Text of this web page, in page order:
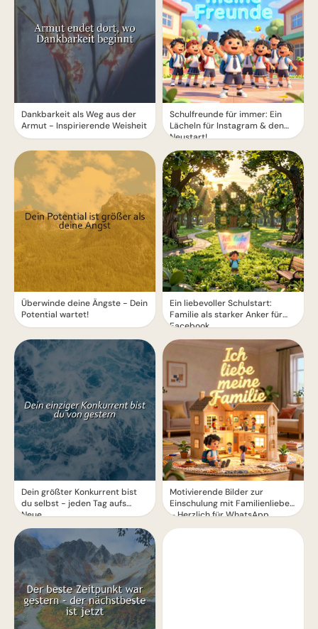
Dankbarkeit als Weg aus der
Armut - Inspirierende Weisheit
Überwinde deine Ängste - Dein
Potential wartet!
Dein größter Konkurrent bist
du selbst - jeden Tag aufs
Neue
Schulfreunde für immer: Ein
Lächeln für Instagram & den
Neustart!
Ein liebevoller Schulstart:
Familie als starker Anker für
Facebook
Motivierende Bilder zur
Einschulung mit Familienliebe
– Herzlich für WhatsApp